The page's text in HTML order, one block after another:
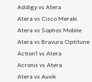
Addigy vs Atera
Atera vs Cisco Meraki
Atera vs Sophos Mobile
Atera vs Bravura Optitune
Action1 vs Atera
Acronis vs Atera
Atera vs Auvik